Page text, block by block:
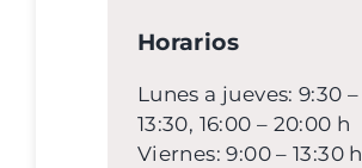
Horarios
Lunes a jueves: 9:30 –
13:30, 16:00 – 20:00 h
Viernes: 9:00 – 13:30 h